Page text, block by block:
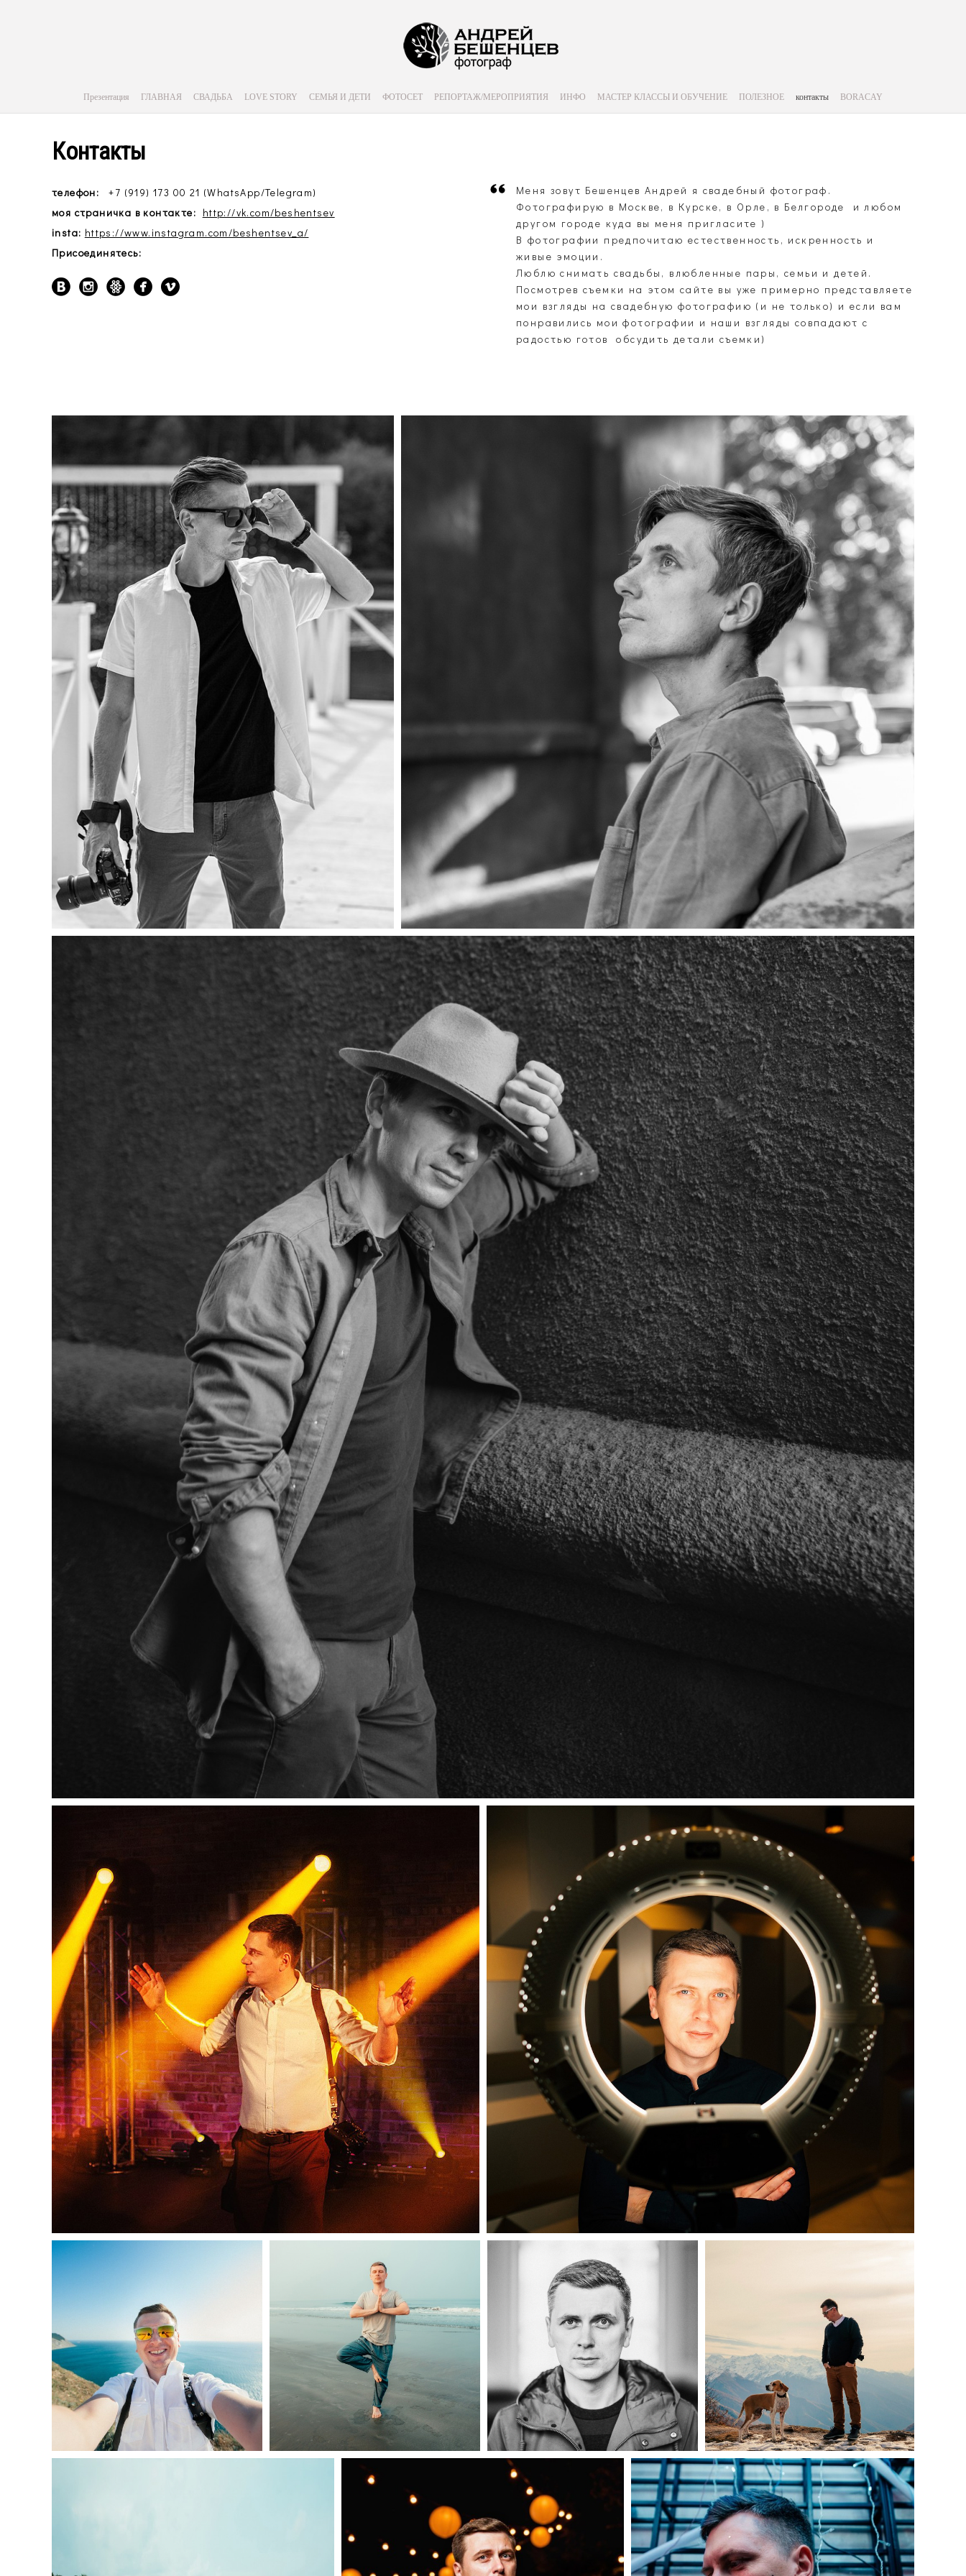
Презентация ГЛАВНАЯ СВАДЬБА LOVE STORY СЕМЬЯ И ДЕТИ ФОТОСЕТ РЕПОРТАЖ/МЕРОПРИЯТИЯ ИНФО МАСТЕР КЛАССЫ И ОБУЧЕНИЕ ПОЛЕЗНОЕ контакты BORACAY
Контакты
телефон:+7 (919) 173 00 21 (WhatsApp/Telegram)
моя страничка в контакте: http://vk.com/beshentsev
insta: https://www.instagram.com/beshentsev_a/
Присоединятесь:
Меня зовут Бешенцев Андрей я свадебный фотограф.
Фотографирую в Москве, в Курске, в Орле, в Белгороде и любом
другом городе куда вы меня пригласите )
В фотографии предпочитаю естественность, искренность и
живые эмоции.
Люблю снимать свадьбы, влюбленные пары, семьи и детей.
Посмотрев съемки на этом сайте вы уже примерно представляете
мои взгляды на свадебную фотографию (и не только) и если вам
понравились мои фотографии и наши взгляды совпадают с
радостью готов обсудить детали съемки)